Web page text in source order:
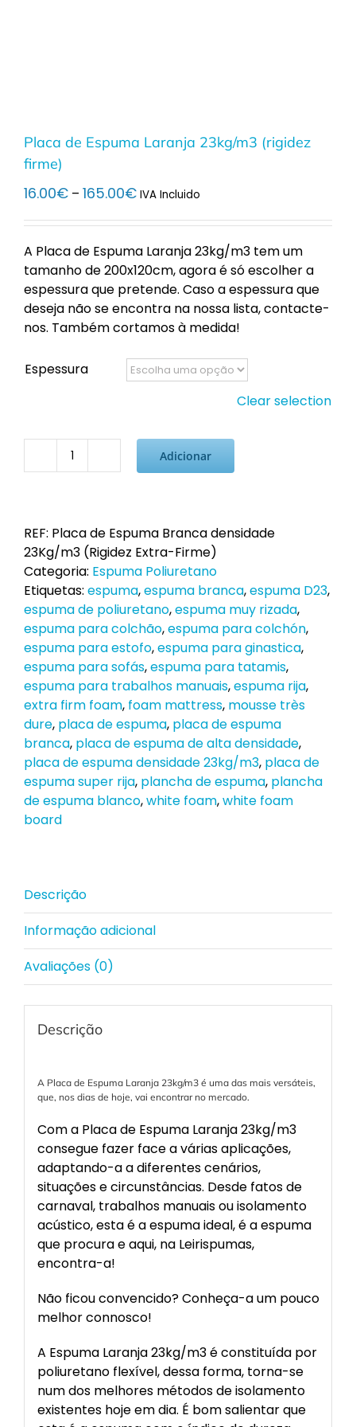
Placa de Espuma Laranja 23kg/m3 (rigidez
firme)
16.00€ – 165.00€Price
16.00€
through
165.00€
IVA Incluido
A Placa de Espuma Laranja 23kg/m3 tem um
tamanho de 200x120cm, agora é só escolher a
espessura que pretende. Caso a espessura que
deseja não se encontra na nossa lista, contacte-
nos. Também cortamos à medida!
Espessura
Clear selection
Quantidade
Espuma
Laranja
23kg/m3
(rigidez
firme)
Adicionar
REF: Placa de Espuma Branca densidade
23Kg/m3 (Rigidez Extra-Firme)
Categoria: Espuma Poliuretano
Etiquetas: espuma,espuma branca,espuma D23,
espuma de poliuretano,espuma muy rizada,
espuma para colchão,espuma para colchón,
espuma para estofo,espuma para ginastica,
espuma para sofás,espuma para tatamis,
espuma para trabalhos manuais,espuma rija,
extra firm foam, foam mattress, mousse très
dure, placa de espuma, placa de espuma
branca, placa de espuma de alta densidade,
placa de espuma densidade 23kg/m3, placa de
espuma super rija, plancha de espuma, plancha
de espuma blanco,white foam,white foam
board
Descrição
Informação adicional
Avaliações (0)
Descrição
A Placa de Espuma Laranja 23kg/m3 é uma das mais versáteis,
que, nos dias de hoje, vai encontrar no mercado.
Com a Placa de Espuma Laranja 23kg/m3
consegue fazer face a várias aplicações,
adaptando-a a diferentes cenários,
situações e circunstâncias. Desde fatos de
carnaval, trabalhos manuais ou isolamento
acústico, esta é a espuma ideal, é a espuma
que procura e aqui, na Leirispumas,
encontra-a!
Não ficou convencido? Conheça-a um pouco
melhor connosco!
A Espuma Laranja 23kg/m3 é constituída por
poliuretano flexível, dessa forma, torna-se
num dos melhores métodos de isolamento
existentes hoje em dia. É bom salientar que